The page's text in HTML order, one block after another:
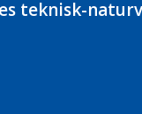
teknisk-